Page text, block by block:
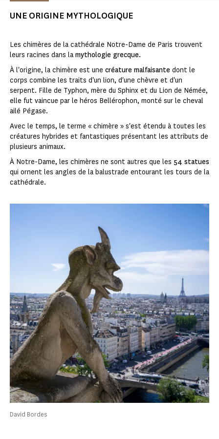
UNE ORIGINE MYTHOLOGIQUE
Les chimères de la cathédrale Notre-Dame de Paris trouvent
leurs racines dans la mythologie grecque.
À l'origine, la chimère est une créature malfaisante dont le
corps combine les traits d'un lion, d'une chèvre et d'un
serpent. Fille de Typhon, mère du Sphinx et du Lion de Némée,
elle fut vaincue par le héros Bellérophon, monté sur le cheval
ailé Pégase.
Avec le temps, le terme « chimère » s'est étendu à toutes les
créatures hybrides et fantastiques présentant les attributs de
plusieurs animaux.
À Notre-Dame, les chimères ne sont autres que les 54 statues
qui ornent les angles de la balustrade entourant les tours de la
cathédrale.
David Bordes